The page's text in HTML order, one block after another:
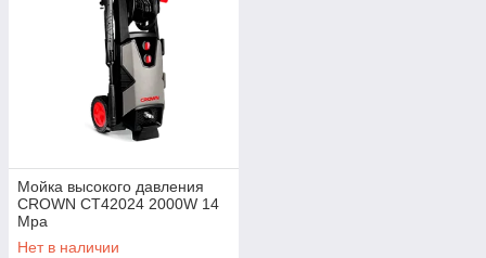
Мойка высокого давления
CROWN CT42024 2000W 14
Mpa
Нет в наличии